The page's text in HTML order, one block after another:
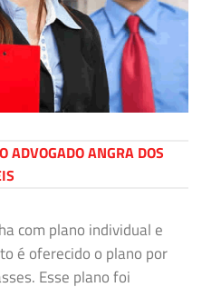
ADVOGADO ANGRA DOS
com plano individual e
é oferecido o plano por
Esse plano foi